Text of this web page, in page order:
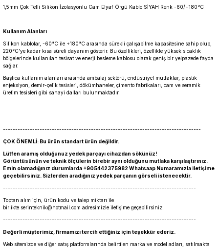
1,5mm Çok Telli Silikon İzolasyonlu Cam Elyaf Örgü Kablo SİYAH Renk -60/+180°C
Kullanım Alanları
Silikon kablolar, -60°C ile +180°C arasında sürekli çalışabilme kapasitesine sahip olup,
220°C'ye kadar kısa süreli dayanım gösterir. Bu özellikleri, özellikle yüksek sıcaklık
bölgelerinde kullanılan tesisat ve enerji besleme kablosu olarak geniş bir yelpazede fayda
sağlar.
Başlıca kullanım alanları arasında ambalaj sektörü, endüstriyel mutfaklar, plastik
enjeksiyon, demir-çelik tesisleri, dökümhaneler, çimento fabrikaları, cam ve seramik
üretim tesisleri gibi sanayi dalları bulunmaktadır.
---------------------------------------------------------------------------------
ÇOK ÖNEMLİ: Bu ürün standart ürün değildir.
Lütfen aramış olduğunuz yedek parçayı cihazdan sökünüz!
Görüntüsünün ve teknik ölçülerin birebir aynı olduğunu mutlaka karşılaştırınız.
Emin olamadığınız durumlarda +905442375982 Whatsaap Numaramızla iletişime
geçebilirsiniz. Sizlerden aradığınız yedek parçanın görseli istenecektir.
-------------------------------------------------------------------------------
Toptan alım için, ürün kodu ve talep miktarı ile
birlikte serinteknik@hotmail.com adresimizle iletişime geçebilirsiniz.
-------------------------------------------------------------------------------
Değerli müşterimiz, firmamızı tercih ettiğiniz için teşekkür ederiz.
Web sitemizde ve diğer satış platformlarında belirtilen marka ve model adları, satılmakta